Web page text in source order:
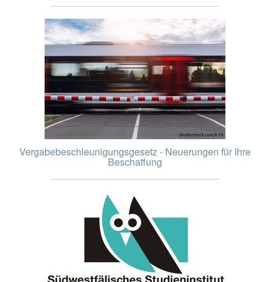
Vergabebeschleunigungsgesetz - Neuerungen für Ihre
Beschaffung